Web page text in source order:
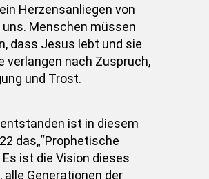
Herzensanliegen von
uns. Menschen müssen
dass Jesus lebt und sie
verlangen nach Zuspruch,
und Trost.
ist in diesem
das„“Prophetische
Es ist die Vision dieses
alle Generationen der